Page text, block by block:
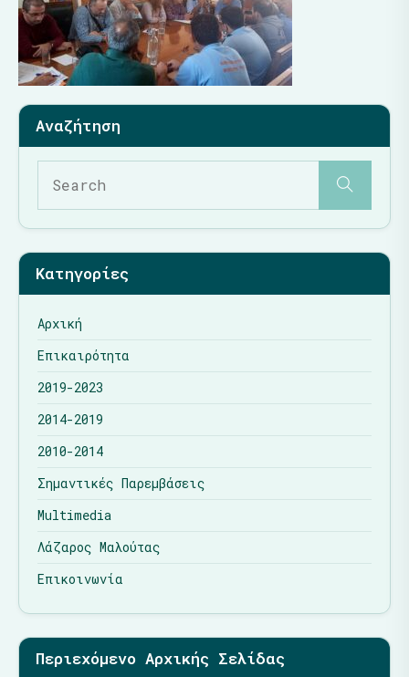
Κατηγορίες
Αρχική
Επικαιρότητα
2019-2023
2014-2019
2010-2014
Σημαντικές Παρεμβάσεις
Multimedia
Λάζαρος Μαλούτας
Επικοινωνία
Περιεχόμενο Αρχικής Σελίδας